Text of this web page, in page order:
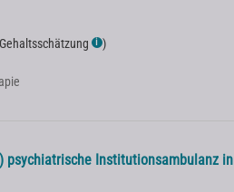
ℹ )
psychiatrische Institutionsambulanz in